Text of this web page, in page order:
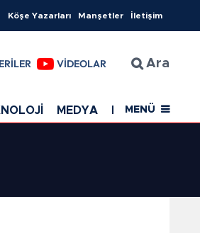
Köşe Yazarları Manşetler İletişim
VİDEOLAR Ara
MEDYA EĞİTİM SAĞLIK
MENÜ